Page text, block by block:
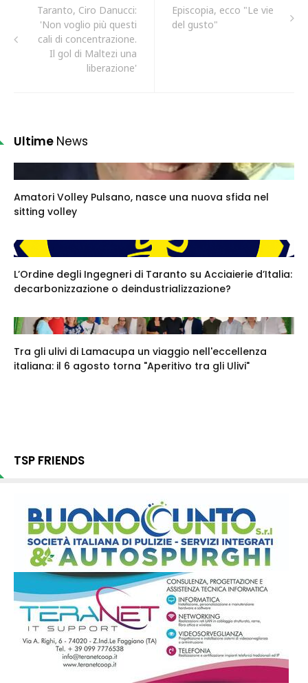
Taranto, Ciro Danucci:
'Non voglio più questi
cali di concentrazione.
Il gol di Maltezi una
liberazione'
Episcopia, ecco "Le vie
del gusto"
Ultime News
Amatori Volley Pulsano, nasce una nuova sfida nel
sitting volley
L’Ordine degli Ingegneri di Taranto su Acciaierie d’Italia:
decarbonizzazione o deindustrializzazione?
Tra gli ulivi di Lamacupa un viaggio nell'eccellenza
italiana: il 6 agosto torna "Aperitivo tra gli Ulivi"
TSP FRIENDS